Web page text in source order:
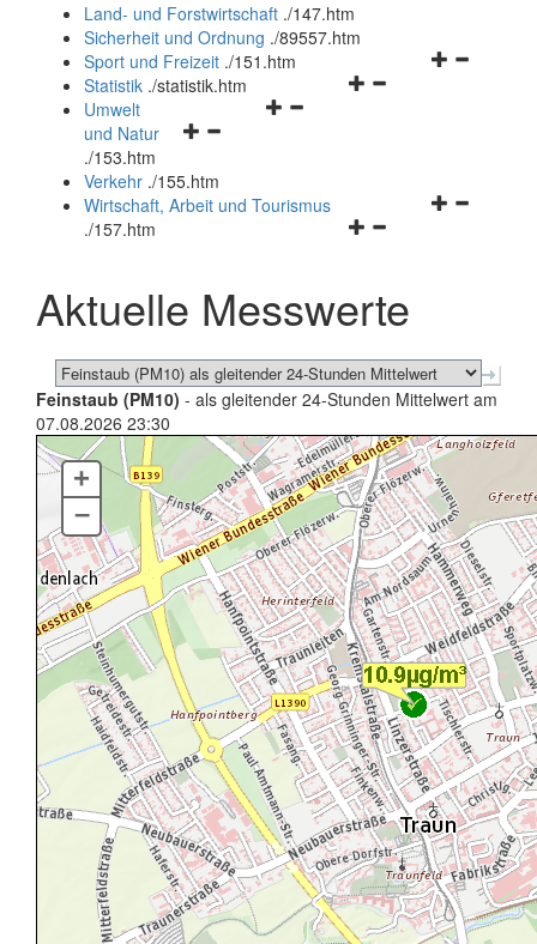
und
schließen
Land- und Forstwirtschaft ./147.htm
Sicherheit und Ordnung ./89557.htm
Navigationsmenü
Sport und Freizeit ./151.htm
Navigationsmenü
Statistik ./statistik.htm
Navigationsmenü
und
schließen
Umwelt
und Natur
./153.htm
Verkehr ./155.htm
Navigationsmenü
schließen
Wirtschaft, Arbeit und Tourismus
./157.htm
Aktuelle Messwerte
Feinstaub (PM10) - als gleitender 24-Stunden Mittelwert am
07.08.2026 23:30
+
–